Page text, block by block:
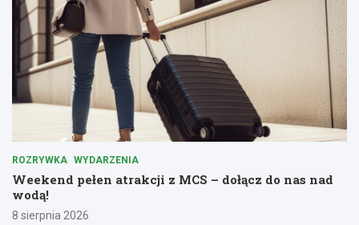
ROZRYWKA WYDARZENIA
Weekend pełen atrakcji z MCS – dołącz do nas nad
wodą!
8 sierpnia 2026